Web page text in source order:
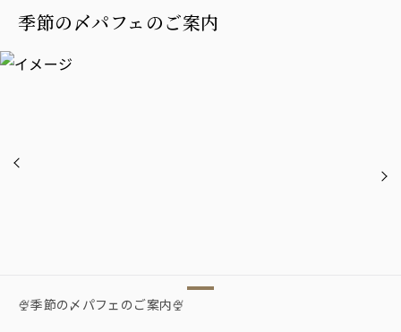
季節の〆パフェのご案内
🍨季節の〆パフェのご案内🍨